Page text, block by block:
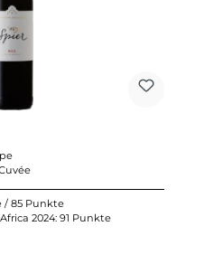
/ 85 Punkte
2024: 91 Punkte